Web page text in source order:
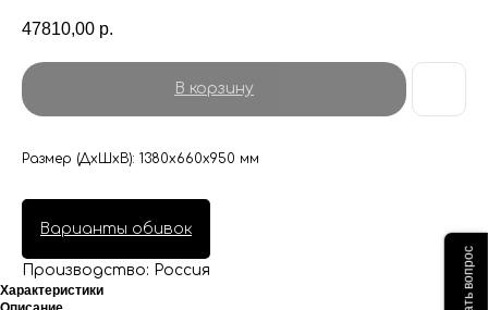
47810,00 р.
В корзину
Размер (ДхШхВ): 1380х660х950 мм
Варианты обивок
Производство: Россия
Характеристики
Задать вопрос